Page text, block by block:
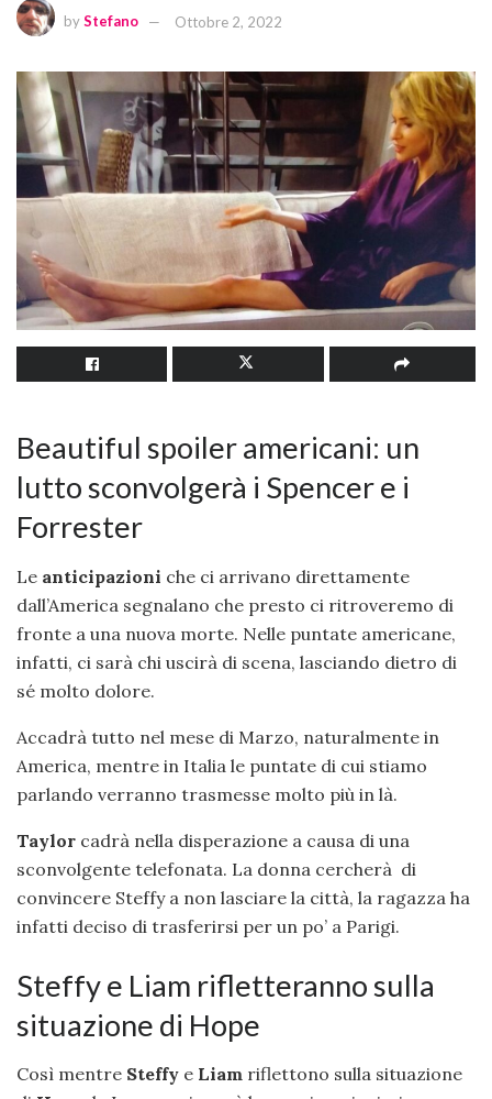
byStefano Ottobre 2, 2022
Beautiful spoiler americani: un
lutto sconvolgerà i Spencer e i
Forrester
Le anticipazioni che ci arrivano direttamente
dall’America segnalano che presto ci ritroveremo di
fronte a una nuova morte. Nelle puntate americane,
infatti, ci sarà chi uscirà di scena, lasciando dietro di
sé molto dolore.
Accadrà tutto nel mese di Marzo, naturalmente in
America, mentre in Italia le puntate di cui stiamo
parlando verranno trasmesse molto più in là.
Taylor cadrà nella disperazione a causa di una
sconvolgente telefonata. La donna cercherà di
convincere Steffy a non lasciare la città, la ragazza ha
infatti deciso di trasferirsi per un po’ a Parigi.
Steffy e Liam rifletteranno sulla
situazione di Hope
Così mentre Steffy e Liam riflettono sulla situazione